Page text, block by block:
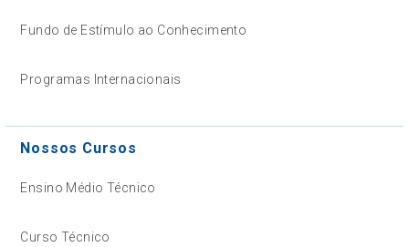
Fundo de Estímulo ao Conhecimento
Programas Internacionais
Nossos Cursos
Ensino Médio Técnico
Curso Técnico